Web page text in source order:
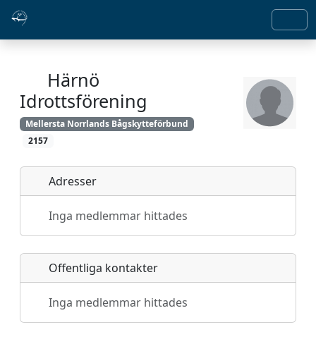
Härnö
Idrottsförening
Mellersta Norrlands Bågskytteförbund
2157
Adresser
Inga medlemmar hittades
Offentliga kontakter
Inga medlemmar hittades